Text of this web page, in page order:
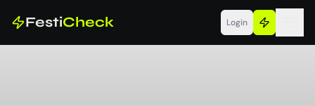
FestiCheck Login